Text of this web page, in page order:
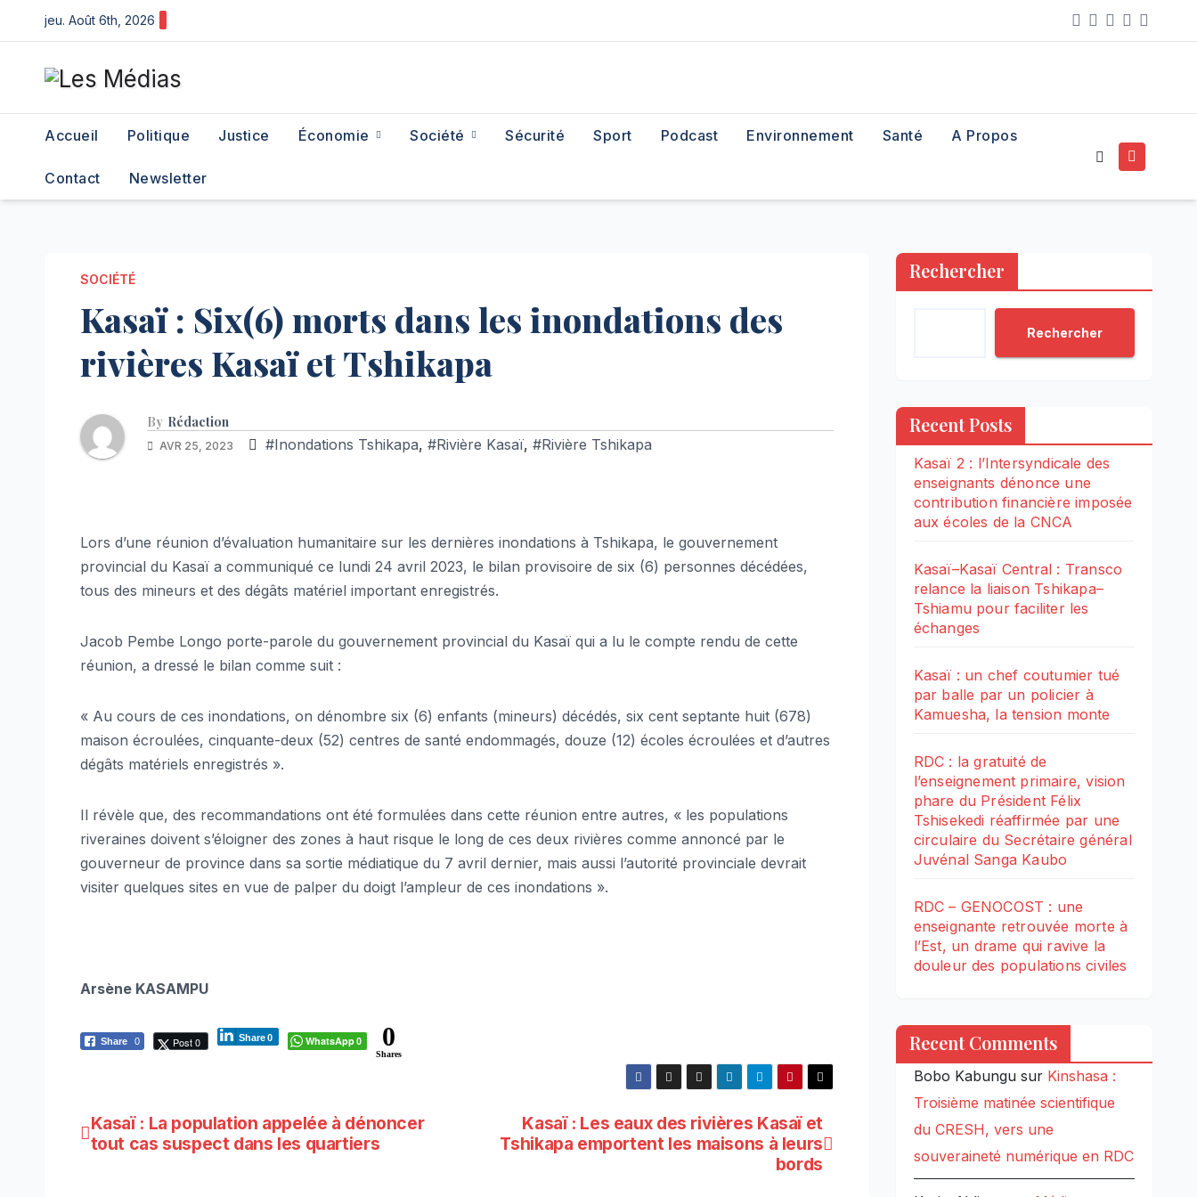
to
content
jeu. Août 6th, 2026
Accueil Politique Justice Économie Société Sécurité Sport Podcast Environnement Santé A Propos
Contact Newsletter
SOCIÉTÉ
Kasaï : Six(6) morts dans les inondations des
rivières Kasaï et Tshikapa
By Rédaction
AVR 25, 2023 #Inondations Tshikapa, #Rivière Kasaï, #Rivière Tshikapa
Lors d’une réunion d’évaluation humanitaire sur les dernières inondations à Tshikapa, le gouvernement
provincial du Kasaï a communiqué ce lundi 24 avril 2023, le bilan provisoire de six (6) personnes décédées,
tous des mineurs et des dégâts matériel important enregistrés.
Jacob Pembe Longo porte-parole du gouvernement provincial du Kasaï qui a lu le compte rendu de cette
réunion, a dressé le bilan comme suit :
« Au cours de ces inondations, on dénombre six (6) enfants (mineurs) décédés, six cent septante huit (678)
maison écroulées, cinquante-deux (52) centres de santé endommagés, douze (12) écoles écroulées et d’autres
dégâts matériels enregistrés ».
Il révèle que, des recommandations ont été formulées dans cette réunion entre autres, « les populations
riveraines doivent s’éloigner des zones à haut risque le long de ces deux rivières comme annoncé par le
gouverneur de province dans sa sortie médiatique du 7 avril dernier, mais aussi l’autorité provinciale devrait
visiter quelques sites en vue de palper du doigt l’ampleur de ces inondations ».
Arsène KASAMPU
Share 0 Post 0 Share0 WhatsApp0 0
Shares
Navigation
Kasaï : Les eaux des rivières Kasaï et
Tshikapa emportent les maisons à leurs
bords
Kasaï : La population appelée à dénoncer
tout cas suspect dans les quartiers
Rechercher
Rechercher
Recent Posts
Kasaï 2 : l’Intersyndicale des
enseignants dénonce une
contribution financière imposée
aux écoles de la CNCA
Kasaï–Kasaï Central : Transco
relance la liaison Tshikapa–
Tshiamu pour faciliter les
échanges
Kasaï : un chef coutumier tué
par balle par un policier à
Kamuesha, la tension monte
RDC : la gratuité de
l’enseignement primaire, vision
phare du Président Félix
Tshisekedi réaffirmée par une
circulaire du Secrétaire général
Juvénal Sanga Kaubo
RDC – GENOCOST : une
enseignante retrouvée morte à
l’Est, un drame qui ravive la
douleur des populations civiles
Recent Comments
Bobo Kabungusur Kinshasa :
Troisième matinée scientifique
du CRESH, vers une
souveraineté numérique en RDC